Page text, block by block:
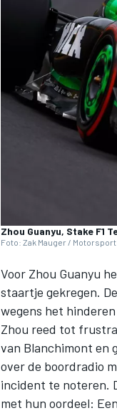
INDYCAR
WEC
Zhou Guanyu, Stake F1
Foto: Zak Mauger /
Voor Zhou Guanyu
staartje gekregen.
wegens het
Zhou reed tot
van Blanchimont en
over de boordradio
incident te noteren.
met hun oordeel: